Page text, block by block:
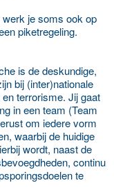
je soms ook op
piketregeling.
is de deskundige,
bij (inter)nationale
terrorisme. Jij gaat
in een team (Team
om iedere vorm
waarbij de huidige
wordt, naast de
continu
te